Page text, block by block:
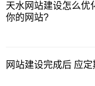
影响到你的网站优化
优化网站内容是较为
天水网站建设怎么优
你的网站?
网站建设完成后 应